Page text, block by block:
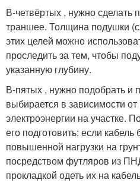
В-четвёртых , нужно сделать
траншее. Толщина подушки
этих целей можно
проследить за тем, чтобы
указанную глубину.
В-пятых , нужно подобрать и
выбирается в зависимости
электроэнергии на участке.
его подготовить: если кабель
повышенной нагрузки на
посредством футляров из
прокладкой одеть их на